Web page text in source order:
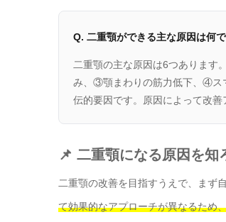
Q. 二重顎ができる主な原因は何
二重顎の主な原因は6つありま
み、③顎まわりの筋力低下、④ス
伝的要因です。原因によって改善
📌 二重顎になる原因を知
二重顎の改善を目指すうえで、まず
て効果的なアプローチが異なるため